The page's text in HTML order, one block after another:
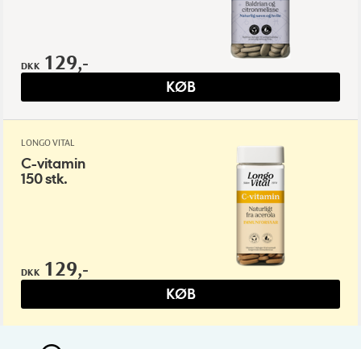
DKK 129,-
KØB
LONGO VITAL
C-vitamin
150 stk.
DKK 129,-
KØB